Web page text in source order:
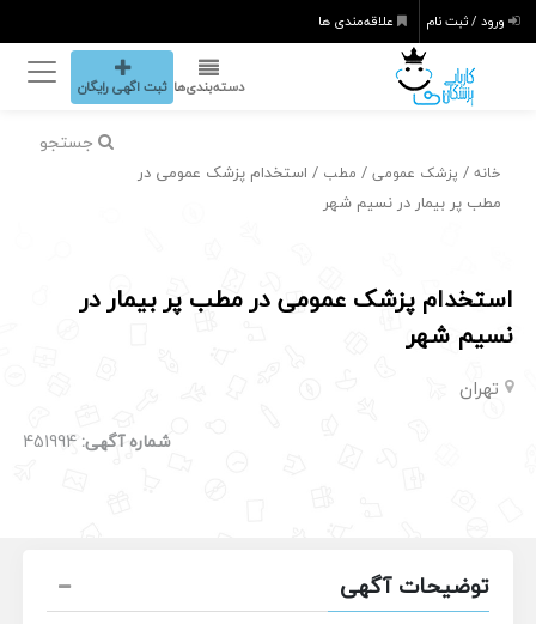
ورود / ثبت نام علاقه‌مندی ها
دسته‌بندی‌ها ثبت اگهی رایگان
جستجو
خانه / پزشک عمومی / مطب / استخدام پزشک عمومی در
مطب پر بیمار در نسیم شهر
استخدام پزشک عمومی در مطب پر بیمار در
نسیم شهر
تهران
شماره آگهی: 451994
توضیحات آگهی